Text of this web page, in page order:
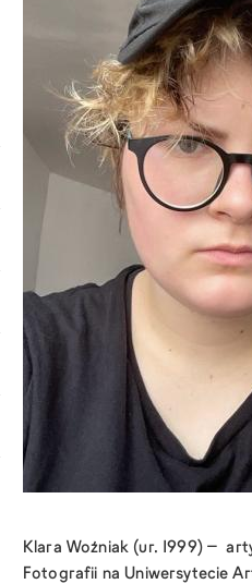
Klara Woźniak (ur. 1999) –
Fotografii na Uniwersytecie